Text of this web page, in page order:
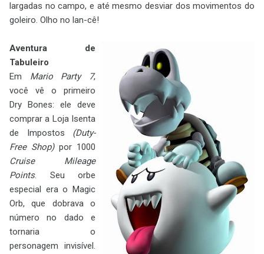
largadas no campo, e até mesmo desviar dos movimentos do
goleiro. Olho no lan-cê!
Aventura de
Tabuleiro
Em Mario Party 7,
você vê o primeiro
Dry Bones: ele deve
comprar a Loja Isenta
de Impostos (Duty-
Free Shop)por 1000
Cruise Mileage
Points. Seu orbe
especial era o Magic
Orb, que dobrava o
número no dado e
tornaria o
personagem invisível.